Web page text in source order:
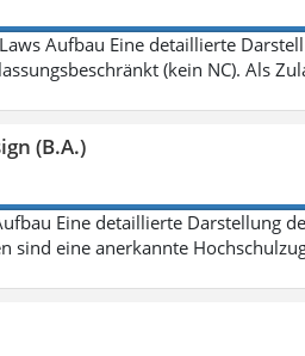
Aufbau Eine detaillierte
(kein NC). Als
(B.A.)
Eine detaillierte Darstellung
sind eine anerkannte